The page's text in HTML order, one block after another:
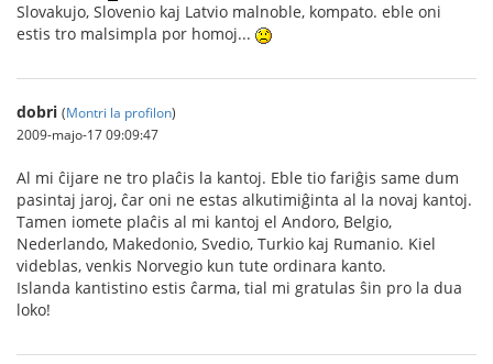
Slovakujo, Slovenio kaj Latvio malnoble, kompato. eble oni
estis tro malsimpla por homoj...
dobri (Montri la profilon)
2009-majo-17 09:09:47
Al mi ĉijare ne tro plaĉis la kantoj. Eble tio fariĝis same dum
pasintaj jaroj, ĉar oni ne estas alkutimiĝinta al la novaj kantoj.
Tamen iomete plaĉis al mi kantoj el Andoro, Belgio,
Nederlando, Makedonio, Svedio, Turkio kaj Rumanio. Kiel
videblas, venkis Norvegio kun tute ordinara kanto.
Islanda kantistino estis ĉarma, tial mi gratulas ŝin pro la dua
loko!